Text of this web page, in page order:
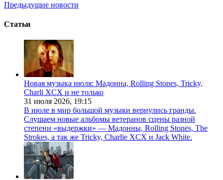
Предыдущие новости
Статьи
Новая музыка июля: Мадонна, Rolling Stones, Tricky,
Charli XCX и не только
31 июля 2026, 19:15
В июле в мир большой музыки вернулись гранды.
Слушаем новые альбомы ветеранов сцены разной
степени «выдержки» — Мадонны, Rolling Stones, The
Strokes, а так же Tricky, Charlie XCX и Jack White.